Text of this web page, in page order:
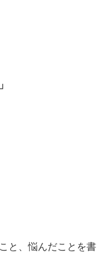
と、悩んだことを書